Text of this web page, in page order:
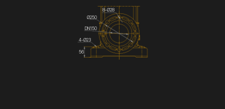
DN150
8-Ø28
Ø250
4-Ø23
56